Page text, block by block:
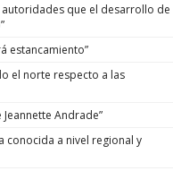
autoridades que el desarrollo de
estancamiento”
el norte respecto a las
Andrade”
conocida a nivel regional y